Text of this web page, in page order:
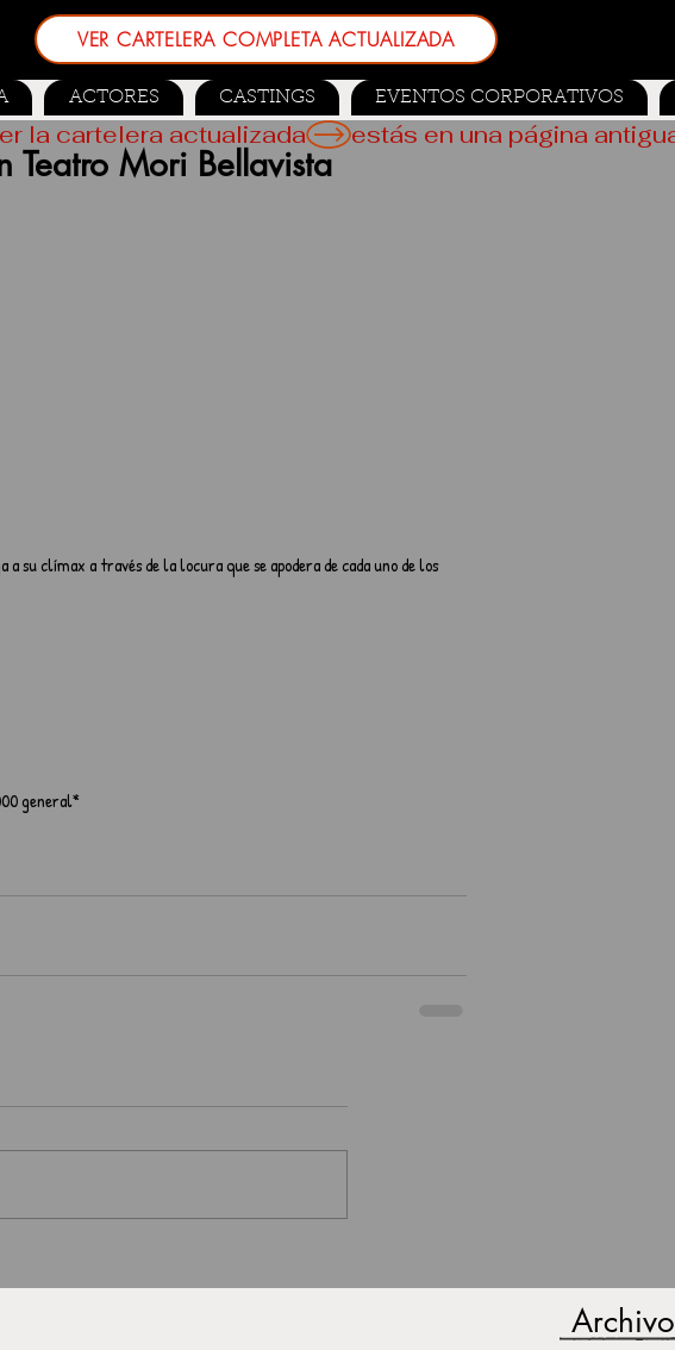
VER CARTELERA COMPLETA ACTUALIZADA
ACTORES CASTINGS EVENTOS CORPORATIVOS
Teatro Mori Bellavista
su clímax a través de la locura que se apodera de cada uno de los
general*
la cartelera actualizada
Archivo